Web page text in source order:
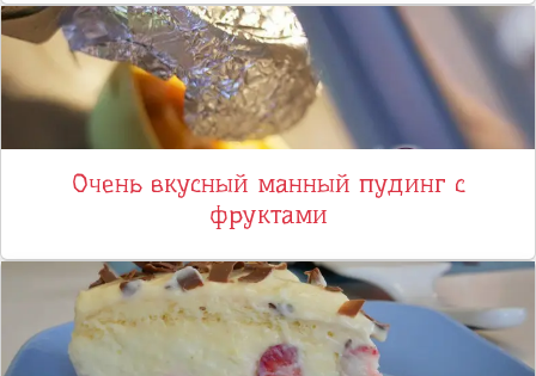
Очень вкусный манный пудинг с
фруктами